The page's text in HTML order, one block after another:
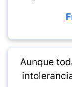
Aunque